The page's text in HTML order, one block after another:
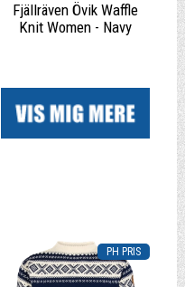
Fjällräven Övik Waffle
Knit Women - Navy